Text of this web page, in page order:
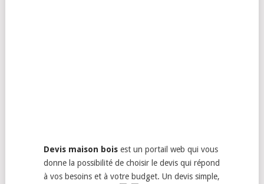
Devis maison bois est un portail web qui vous
donne la possibilité de choisir le devis qui répond
à vos besoins et à votre budget. Un devis simple,